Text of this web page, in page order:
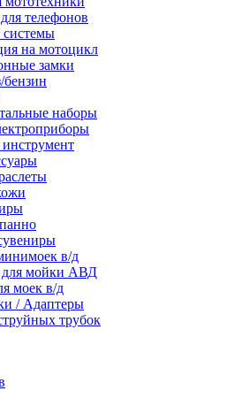
телефонов
на мотоцикл
замки
наборы
в/д
для мойки АВД
моек в/д
/ Адаптеры
трубок